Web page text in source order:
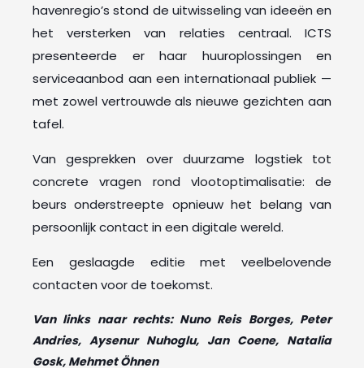
havenregio’s stond de uitwisseling van ideeën en
het versterken van relaties centraal. ICTS
presenteerde er haar huuroplossingen en
serviceaanbod aan een internationaal publiek —
met zowel vertrouwde als nieuwe gezichten aan
tafel.
Van gesprekken over duurzame logstiek tot
concrete vragen rond vlootoptimalisatie: de
beurs onderstreepte opnieuw het belang van
persoonlijk contact in een digitale wereld.
Een geslaagde editie met veelbelovende
contacten voor de toekomst.
Van links naar rechts: Nuno Reis Borges, Peter
Andries, Aysenur Nuhoglu, Jan Coene, Natalia
Gosk, Mehmet Öhnen